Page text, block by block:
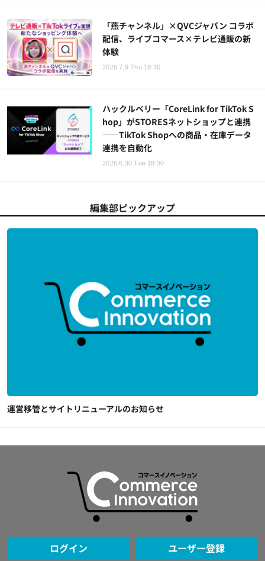
「燕チャンネル」×QVCジャパン コラボ
配信、ライブコマース×テレビ通販の新
体験
2026.7.9 Thu 18:30
ハックルベリー「CoreLink for TikTok S
hop」がSTORESネットショップと連携
——TikTok Shopへの商品・在庫データ
連携を自動化
2026.6.30 Tue 18:30
編集部ピックアップ
運営移管とサイトリニューアルのお知らせ
ログイン ユーザー登録